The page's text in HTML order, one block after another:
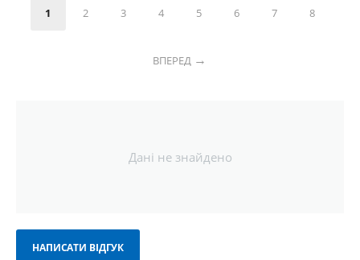
1 2 3 4 5 6 7 8
ВПЕРЕД
Дані не знайдено
НАПИСАТИ ВІДГУК